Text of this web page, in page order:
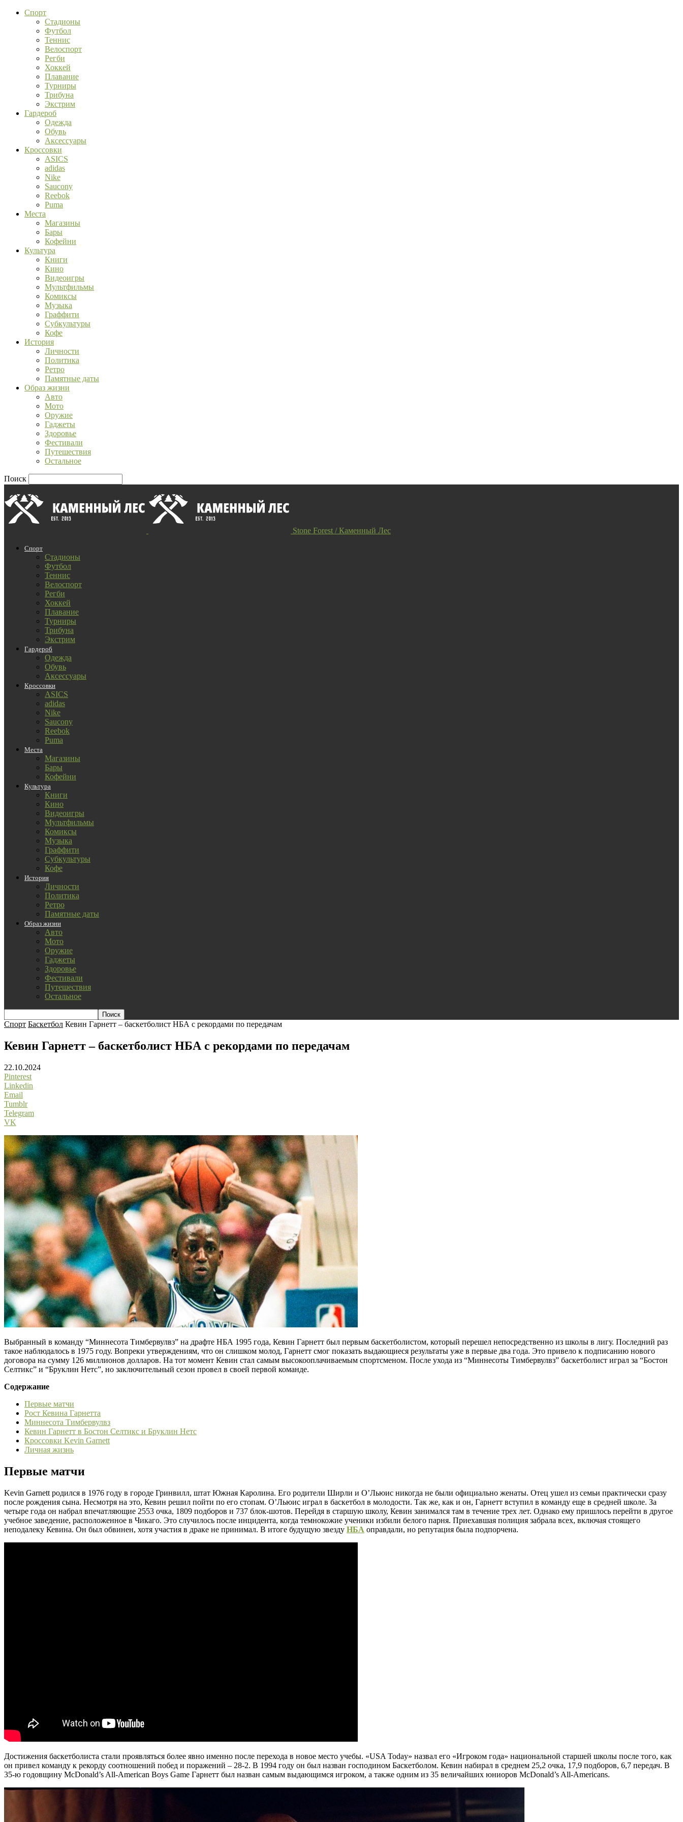
Спорт
Стадионы
Футбол
Теннис
Велоспорт
Регби
Хоккей
Плавание
Турниры
Трибуна
Экстрим
Гардероб
Одежда
Обувь
Аксессуары
Кроссовки
ASICS
adidas
Nike
Saucony
Reebok
Puma
Места
Магазины
Бары
Кофейни
Культура
Книги
Кино
Видеоигры
Мультфильмы
Комиксы
Музыка
Граффити
Субкультуры
Кофе
История
Личности
Политика
Ретро
Памятные даты
Образ жизни
Авто
Мото
Оружие
Гаджеты
Здоровье
Фестивали
Путешествия
Остальное
Поиск
Stone Forest / Каменный Лес
Спорт
Стадионы
Футбол
Теннис
Велоспорт
Регби
Хоккей
Плавание
Турниры
Трибуна
Экстрим
Гардероб
Одежда
Обувь
Аксессуары
Кроссовки
ASICS
adidas
Nike
Saucony
Reebok
Puma
Места
Магазины
Бары
Кофейни
Культура
Книги
Кино
Видеоигры
Мультфильмы
Комиксы
Музыка
Граффити
Субкультуры
Кофе
История
Личности
Политика
Ретро
Памятные даты
Образ жизни
Авто
Мото
Оружие
Гаджеты
Здоровье
Фестивали
Путешествия
Остальное
Спорт Баскетбол Кевин Гарнетт – баскетболист НБА с рекордами по передачам
Кевин Гарнетт – баскетболист НБА с рекордами по передачам
22.10.2024
Pinterest
Linkedin
Email
Tumblr
Telegram
VK
Выбранный в команду “Миннесота Тимбервулвз” на драфте НБА 1995 года, Кевин Гарнетт был первым баскетболистом, который перешел непосредственно из школы в лигу. Последний раз
такое наблюдалось в 1975 году. Вопреки утверждениям, что он слишком молод, Гарнетт смог показать выдающиеся результаты уже в первые два года. Это привело к подписанию нового
договора на сумму 126 миллионов долларов. На тот момент Кевин стал самым высокооплачиваемым спортсменом. После ухода из “Миннесоты Тимбервулвз” баскетболист играл за “Бостон
Селтикс” и “Бруклин Нетс”, но заключительный сезон провел в своей первой команде.
Содержание
Первые матчи
Рост Кевина Гарнетта
Миннесота Тимбервулвз
Кевин Гарнетт в Бостон Селтикс и Бруклин Нетс
Кроссовки Kevin Garnett
Личная жизнь
Первые матчи
Kevin Garnett родился в 1976 году в городе Гринвилл, штат Южная Каролина. Его родители Ширли и О’Льюис никогда не были официально женаты. Отец ушел из семьи практически сразу
после рождения сына. Несмотря на это, Кевин решил пойти по его стопам. О’Льюис играл в баскетбол в молодости. Так же, как и он, Гарнетт вступил в команду еще в средней школе. За
четыре года он набрал впечатляющие 2553 очка, 1809 подборов и 737 блок-шотов. Перейдя в старшую школу, Кевин занимался там в течение трех лет. Однако ему пришлось перейти в другое
учебное заведение, расположенное в Чикаго. Это случилось после инцидента, когда темнокожие ученики избили белого парня. Приехавшая полиция забрала всех, включая стоящего
неподалеку Кевина. Он был обвинен, хотя участия в драке не принимал. В итоге будущую звезду НБА оправдали, но репутация была подпорчена.
Достижения баскетболиста стали проявляться более явно именно после перехода в новое место учебы. «USA Today» назвал его «Игроком года» национальной старшей школы после того, как
он привел команду к рекорду соотношений побед и поражений – 28-2. В 1994 году он был назван господином Баскетболом. Кевин набирал в среднем 25,2 очка, 17,9 подборов, 6,7 передач. В
35-ю годовщину McDonald’s All-American Boys Game Гарнетт был назван самым выдающимся игроком, а также одним из 35 величайших юниоров McDonald’s All-Americans.